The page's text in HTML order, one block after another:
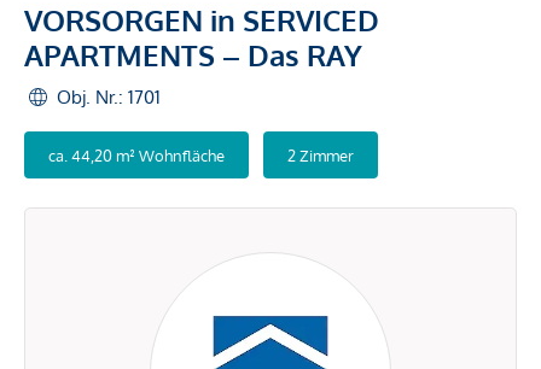
VORSORGEN in SERVICED
APARTMENTS – Das RAY
Obj. Nr.: 1701
ca. 44,20 m² Wohnfläche 2 Zimmer